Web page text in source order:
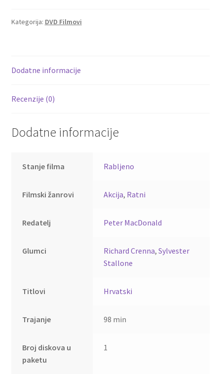
Rabljeni)
Kategorija: DVD Filmovi
Dodatne informacije
Recenzije (0)
Dodatne informacije
Stanje filma Rabljeno
Filmski žanrovi Akcija, Ratni
Redatelj Peter MacDonald
Glumci Richard Crenna,Sylvester
Stallone
Titlovi Hrvatski
Trajanje 98 min
Broj diskova u
paketu
1